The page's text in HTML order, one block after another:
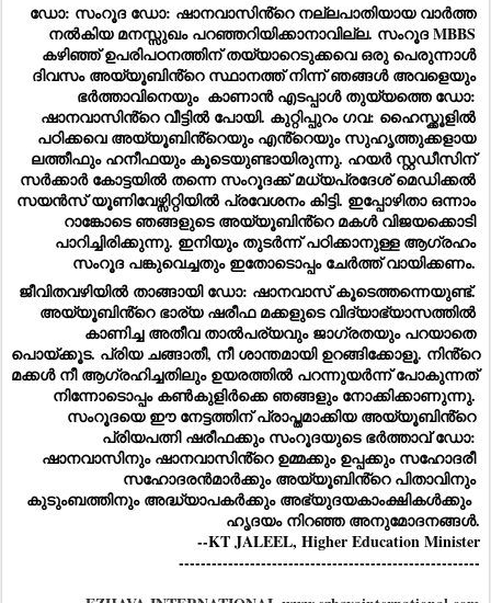
ഡോ: സംറൂദ ഡോ: ഷാനവാസിൻ്റെ നല്ലപാതിയായ വാർത്ത
നൽകിയ മനസ്സുഖം പറഞ്ഞറിയിക്കാനാവില്ല. സംറൂദ MBBS
കഴിഞ്ഞ് ഉപരിപഠനത്തിന് തയ്യാറെടുക്കവെ ഒരു പെരുന്നാൾ
ദിവസം അയ്യൂബിൻ്റെ സ്ഥാനത്ത് നിന്ന് ഞങ്ങൾ അവളെയും
ഭർത്താവിനെയും  കാണാൻ എടപ്പാൾ തുയ്യത്തെ ഡോ:
ഷാനവാസിൻ്റെ വീട്ടിൽ പോയി. കുറ്റിപ്പുറം ഗവ: ഹൈസ്ക്കൂളിൽ
പഠിക്കവെ അയ്യൂബിൻ്റെയും എൻ്റെയും സുഹൃത്തുക്കളായ
ലത്തീഫും ഹനീഫയും കൂടെയുണ്ടായിരുന്നു. ഹയർ സ്റ്റഡീസിന്
സർക്കാർ കോട്ടയിൽ തന്നെ സംറൂദക്ക് മധ്യപ്രദേശ് മെഡിക്കൽ
സയൻസ് യൂണിവേഴ്സിറ്റിയിൽ പ്രവേശനം കിട്ടി. ഇപ്പോഴിതാ ഒന്നാം
റാങ്കോടെ ഞങ്ങളുടെ അയ്യൂബിൻ്റെ മകൾ വിജയക്കൊടി
പാറിച്ചിരിക്കുന്നു. ഇനിയും തുടർന്ന് പഠിക്കാനുള്ള ആഗ്രഹം
സംറൂദ പങ്കുവെച്ചതും ഇതോടൊപ്പം ചേർത്ത് വായിക്കണം.
ജീവിതവഴിയിൽ താങ്ങായി ഡോ: ഷാനവാസ് കൂടെത്തന്നെയുണ്ട്.
അയ്യൂബിൻ്റെ ഭാര്യ ഷരീഫ മക്കളുടെ വിദ്യാഭ്യാസത്തിൽ
കാണിച്ച അതീവ താൽപര്യവും ജാഗ്രതയും പറയാതെ
പൊയ്ക്കൂട. പ്രിയ ചങ്ങാതീ, നീ ശാന്തമായി ഉറങ്ങിക്കോളൂ. നിൻ്റെ
മക്കൾ നീ ആഗ്രഹിച്ചതിലും ഉയരത്തിൽ പറന്നുയർന്ന് പോകുന്നത്
നിന്നോടൊപ്പം കൺകുളിർക്കെ ഞങ്ങളും നോക്കിക്കാണുന്നു.
സംറൂദയെ ഈ നേട്ടത്തിന് പ്രാപ്തമാക്കിയ അയ്യൂബിൻ്റെ
പ്രിയപത്നി ഷരീഫക്കും സംറൂദയുടെ ഭർത്താവ് ഡോ:
ഷാനവാസിനും ഷാനവാസിൻ്റെ ഉമ്മക്കും ഉപ്പക്കും സഹോദരീ
സഹോദരൻമാർക്കും അയ്യൂബിൻ്റെ പിതാവിനും
കുടുംബത്തിനും അദ്ധ്യാപകർക്കും അഭ്യുദയകാംക്ഷികൾക്കും
ഹൃദയം നിറഞ്ഞ അനുമോദനങ്ങൾ.
--KT JALEEL, Higher Education Minister
-------------------------------------------------------